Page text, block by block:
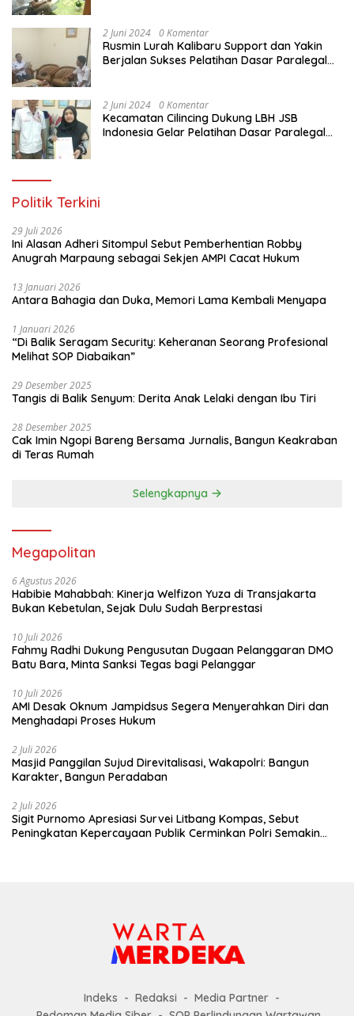
2 Juni 2024 0 Komentar
Rusmin Lurah Kalibaru Support dan Yakin
Berjalan Sukses Pelatihan Dasar Paralegal
2 Juni 2024 0 Komentar
Kecamatan Cilincing Dukung LBH JSB
Indonesia Gelar Pelatihan Dasar Paralegal
Politik Terkini
29 Juli 2026
Ini Alasan Adheri Sitompul Sebut Pemberhentian Robby
Anugrah Marpaung sebagai Sekjen AMPI Cacat Hukum
13 Januari 2026
Antara Bahagia dan Duka, Memori Lama Kembali Menyapa
1 Januari 2026
“Di Balik Seragam Security: Keheranan Seorang Profesional
Melihat SOP Diabaikan”
29 Desember 2025
Tangis di Balik Senyum: Derita Anak Lelaki dengan Ibu Tiri
28 Desember 2025
Cak Imin Ngopi Bareng Bersama Jurnalis, Bangun Keakraban
di Teras Rumah
Selengkapnya
Megapolitan
6 Agustus 2026
Habibie Mahabbah: Kinerja Welfizon Yuza di Transjakarta
Bukan Kebetulan, Sejak Dulu Sudah Berprestasi
10 Juli 2026
Fahmy Radhi Dukung Pengusutan Dugaan Pelanggaran DMO
Batu Bara, Minta Sanksi Tegas bagi Pelanggar
10 Juli 2026
AMI Desak Oknum Jampidsus Segera Menyerahkan Diri dan
Menghadapi Proses Hukum
2 Juli 2026
Masjid Panggilan Sujud Direvitalisasi, Wakapolri: Bangun
Karakter, Bangun Peradaban
2 Juli 2026
Sigit Purnomo Apresiasi Survei Litbang Kompas, Sebut
Peningkatan Kepercayaan Publik Cerminkan Polri Semakin
Indeks Redaksi
Media Partner